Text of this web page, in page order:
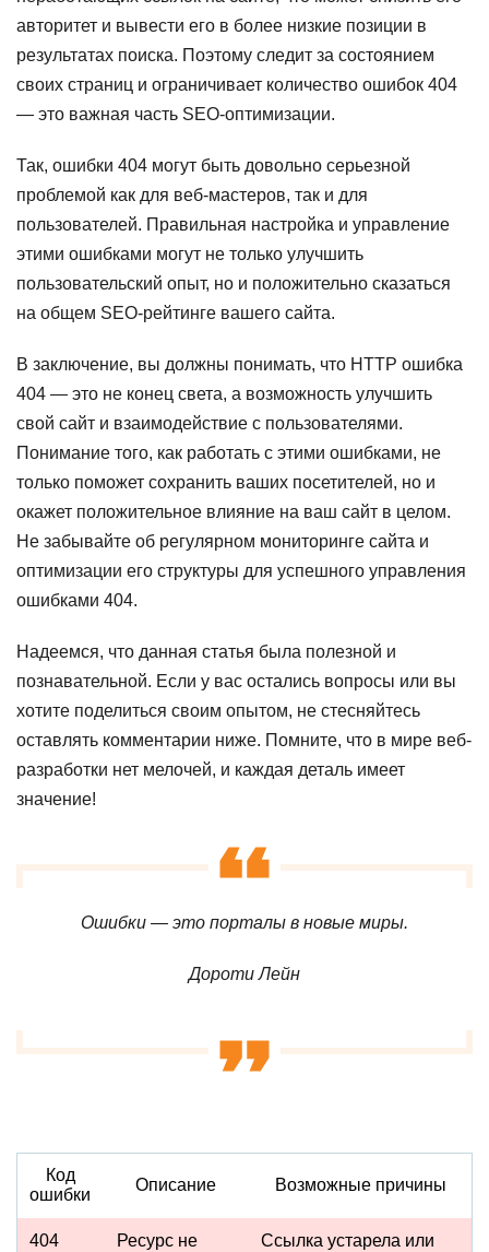
авторитет и вывести его в более низкие позиции в
результатах поиска. Поэтому следит за состоянием
своих страниц и ограничивает количество ошибок 404
— это важная часть SEO-оптимизации.
Так, ошибки 404 могут быть довольно серьезной
проблемой как для веб-мастеров, так и для
пользователей. Правильная настройка и управление
этими ошибками могут не только улучшить
пользовательский опыт, но и положительно сказаться
на общем SEO-рейтинге вашего сайта.
В заключение, вы должны понимать, что HTTP ошибка
404 — это не конец света, а возможность улучшить
свой сайт и взаимодействие с пользователями.
Понимание того, как работать с этими ошибками, не
только поможет сохранить ваших посетителей, но и
окажет положительное влияние на ваш сайт в целом.
Не забывайте об регулярном мониторинге сайта и
оптимизации его структуры для успешного управления
ошибками 404.
Надеемся, что данная статья была полезной и
познавательной. Если у вас остались вопросы или вы
хотите поделиться своим опытом, не стесняйтесь
оставлять комментарии ниже. Помните, что в мире веб-
разработки нет мелочей, и каждая деталь имеет
значение!
Ошибки — это порталы в новые миры.
Дороти Лейн
Код
ошибки
Описание Возможные причины
404
Ресурс не
Ссылка устарела или